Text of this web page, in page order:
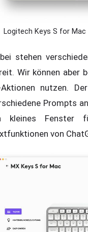
Logitech Keys S for
stehen
Wir können aber
Aktionen nutzen.
Prompts
kleines Fenster
von